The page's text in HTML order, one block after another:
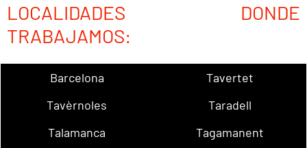
LOCALIDADES DONDE
TRABAJAMOS:
Barcelona
Tavertet
Tavèrnoles
Taradell
Talamanca
Tagamanent